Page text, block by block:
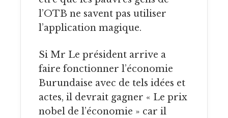
l’OTB ne savent pas utiliser
l’application magique.
Si Mr Le président arrive a
faire fonctionner l’économie
Burundaise avec de tels idées et
actes, il devrait gagner « Le prix
nobel de l’économie » car il